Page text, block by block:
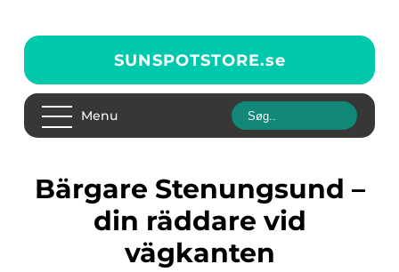
SUNSPOTSTORE.se
Menu
Bärgare Stenungsund –
din räddare vid
vägkanten